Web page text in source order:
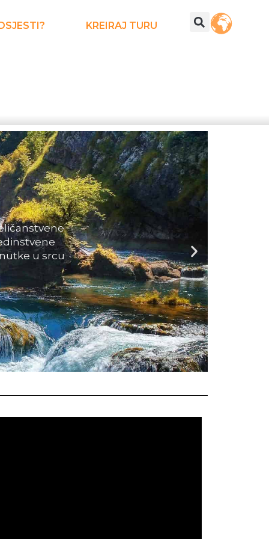
KREIRAJ TURU
rafting na
pejzaže,
u brojnim
svoje